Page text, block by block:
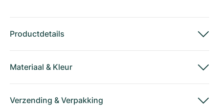
Productdetails
Materiaal & Kleur
Verzending & Verpakking